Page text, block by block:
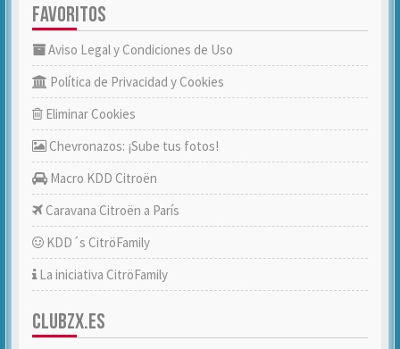
FAVORITOS
Aviso Legal y Condiciones de Uso
Política de Privacidad y Cookies
Eliminar Cookies
Chevronazos: ¡Sube tus fotos!
Macro KDD Citroën
Caravana Citroën a París
KDD´s CitröFamily
La iniciativa CitröFamily
CLUBZX.ES